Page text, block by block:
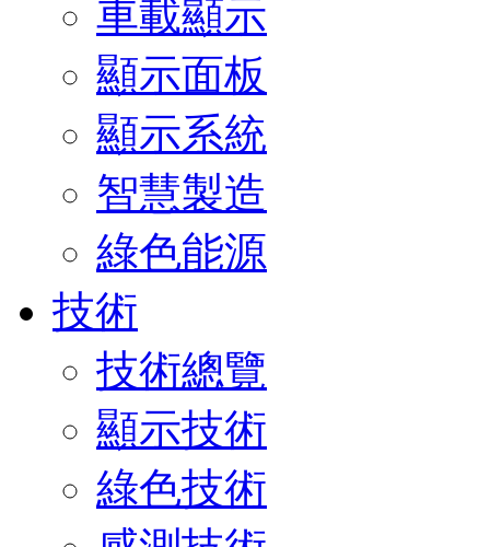
車載顯示
顯示面板
顯示系統
智慧製造
綠色能源
技術
技術總覽
顯示技術
綠色技術